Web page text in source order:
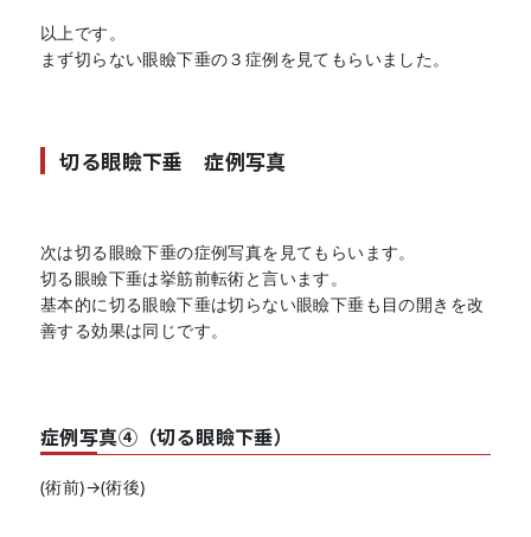
以上です。
まず切らない眼瞼下垂の３症例を見てもらいました。
切る眼瞼下垂 症例写真
次は切る眼瞼下垂の症例写真を見てもらいます。
切る眼瞼下垂は挙筋前転術と言います。
基本的に切る眼瞼下垂は切らない眼瞼下垂も目の開きを改
善する効果は同じです。
症例写真④（切る眼瞼下垂）
(術前)→(術後)